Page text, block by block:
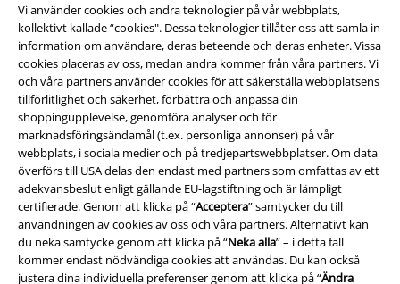
Vi använder cookies och andra teknologier på vår webbplats,
kollektivt kallade “cookies". Dessa teknologier tillåter oss att samla in
information om användare, deras beteende och deras enheter. Vissa
cookies placeras av oss, medan andra kommer från våra partners. Vi
och våra partners använder cookies för att säkerställa webbplatsens
tillförlitlighet och säkerhet, förbättra och anpassa din
shoppingupplevelse, genomföra analyser och för
marknadsföringsändamål (t.ex. personliga annonser) på vår
webbplats, i sociala medier och på tredjepartswebbplatser. Om data
överförs till USA delas den endast med partners som omfattas av ett
adekvansbeslut enligt gällande EU-lagstiftning och är lämpligt
certifierade. Genom att klicka på “Acceptera” samtycker du till
användningen av cookies av oss och våra partners. Alternativt kan
du neka samtycke genom att klicka på “Neka alla” – i detta fall
kommer endast nödvändiga cookies att användas. Du kan också
justera dina individuella preferenser genom att klicka på “Ändra
Juridisk information/Villkor
Villkor
Om oss
Ladda ner villkoren
Avfallshantering och miljöskydd
Försäkran om överensstämmelse
Information om tillgänglighet